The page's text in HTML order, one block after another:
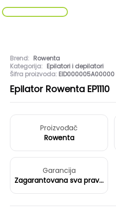
Brend: Rowenta
Kategorija: Epilatori i depilatori
Šifra proizvoda: EID000005A00000
Epilator Rowenta EP1110
Proizvođač
Rowenta
Garancija
Zagarantovana sva prava